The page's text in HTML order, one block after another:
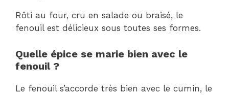
Rôti au four, cru en salade ou braisé, le
fenouil est délicieux sous toutes ses formes.
Quelle épice se marie bien avec le
fenouil ?
Le fenouil s’accorde très bien avec le cumin, le